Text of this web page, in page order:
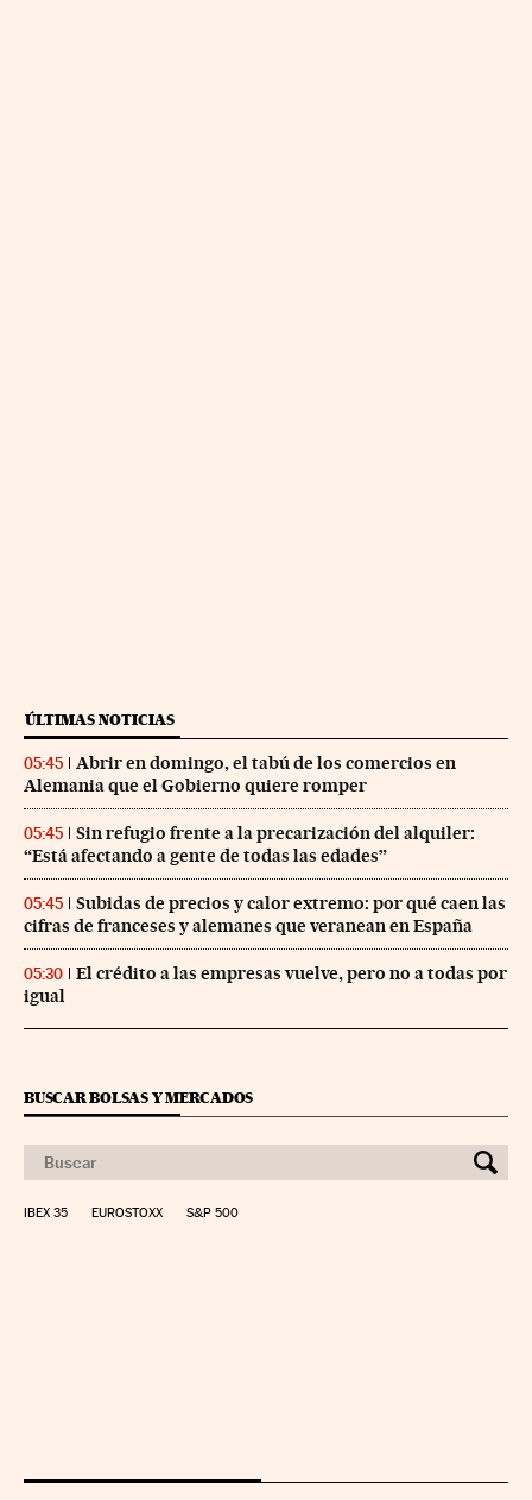
ÚLTIMAS NOTICIAS
05:45
Abrir en domingo, el tabú de los comercios en
Alemania que el Gobierno quiere romper
05:45
Sin refugio frente a la precarización del alquiler:
“Está afectando a gente de todas las edades”
05:45
Subidas de precios y calor extremo: por qué caen las
cifras de franceses y alemanes que veranean en España
05:30
El crédito a las empresas vuelve, pero no a todas por
igual
BUSCAR BOLSAS Y MERCADOS
IBEX 35 EUROSTOXX S&P 500